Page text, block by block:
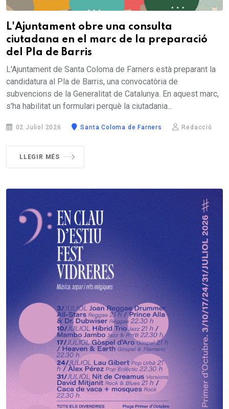
L'Ajuntament obre una consulta
ciutadana en el marc de la preparació
del Pla de Barris
L'Ajuntament de Santa Coloma de Farners està preparant la
candidatura al Pla de Barris, una convocatòria de
subvencions de la Generalitat de Catalunya. En aquest marc,
s'ha habilitat un formulari perquè la ciutadania...
02 Juliol 2026 Santa Coloma de Farners Redacció
LLEGIR MÉS